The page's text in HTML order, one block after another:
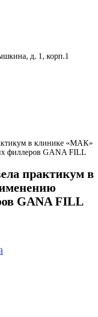
д. 1, корп.1
в клинике «МАК»
филлеров GANA FILL
практикум в
GANA FILL